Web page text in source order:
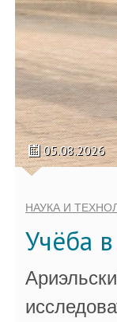
05.08.2026
НАУКА И
Учёба